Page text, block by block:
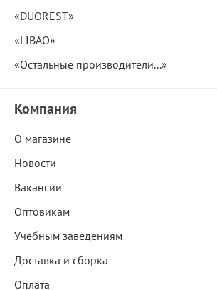
«DUOREST»
«LIBAO»
«Остальные производители...»
Компания
О магазине
Новости
Вакансии
Оптовикам
Учебным заведениям
Доставка и сборка
Оплата